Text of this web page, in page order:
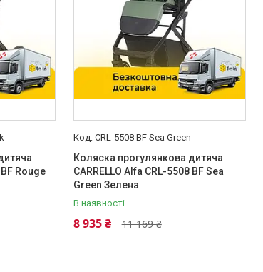
Rouge
CRL-5508 BF Sea Green
Коляска прогулянкова дитяча
CARRELLO Alfa CRL-5508 BF Sea
Green Зелена
В наявності
11 169 ₴
8 935 ₴